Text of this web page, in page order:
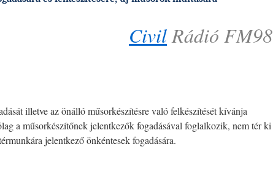
CivilRádió FM98
illetve az önálló műsorkészítésre való felkészítését kívánja
a műsorkészítőnek jelentkezők fogadásával foglalkozik, nem tér ki
jelentkező önkéntesek fogadására.